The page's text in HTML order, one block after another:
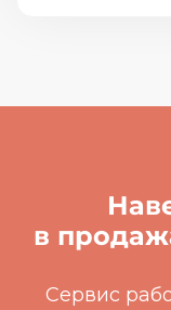
в
Сервис